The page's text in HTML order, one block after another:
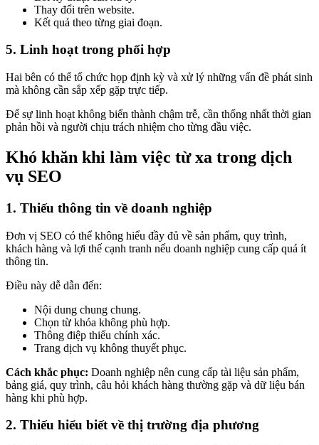
Thay đổi trên website.
Kết quả theo từng giai đoạn.
5. Linh hoạt trong phối hợp
Hai bên có thể tổ chức họp định kỳ và xử lý những vấn đề phát sinh
mà không cần sắp xếp gặp trực tiếp.
Để sự linh hoạt không biến thành chậm trễ, cần thống nhất thời gian
phản hồi và người chịu trách nhiệm cho từng đầu việc.
Khó khăn khi làm việc từ xa trong dịch
vụ SEO
1. Thiếu thông tin về doanh nghiệp
Đơn vị SEO có thể không hiểu đầy đủ về sản phẩm, quy trình,
khách hàng và lợi thế cạnh tranh nếu doanh nghiệp cung cấp quá ít
thông tin.
Điều này dễ dẫn đến:
Nội dung chung chung.
Chọn từ khóa không phù hợp.
Thông điệp thiếu chính xác.
Trang dịch vụ không thuyết phục.
Cách khắc phục: Doanh nghiệp nên cung cấp tài liệu sản phẩm,
bảng giá, quy trình, câu hỏi khách hàng thường gặp và dữ liệu bán
hàng khi phù hợp.
2. Thiếu hiểu biết về thị trường địa phương